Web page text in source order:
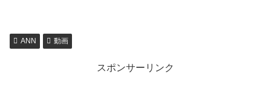
ANN 動画
スポンサーリンク